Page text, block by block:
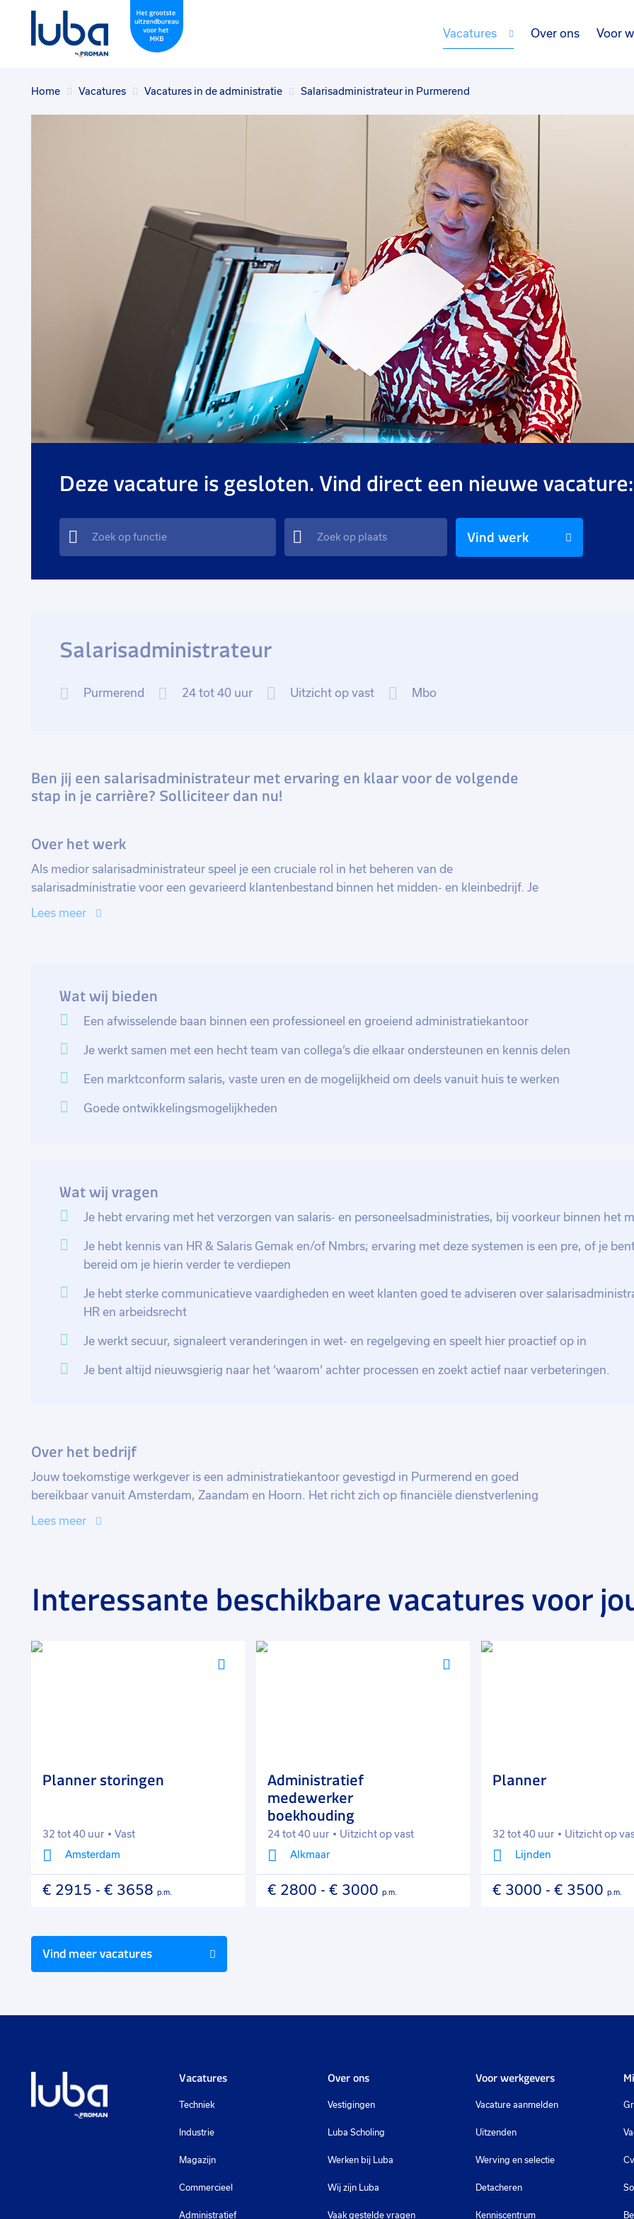
Vacatures Over ons Voor
Home Vacatures Vacatures in de administratie Salarisadministrateur in Purmerend
Deze vacature is gesloten. Vind direct een nieuwe vacature:
Vind werk
Salarisadministrateur
Purmerend 24 tot 40 uur Uitzicht op vast Mbo
Ben jij een salarisadministrateur met ervaring en klaar voor de volgende
stap in je carrière? Solliciteer dan nu!
Over het werk
Als medior salarisadministrateur speel je een cruciale rol in het beheren van de
salarisadministratie voor een gevarieerd klantenbestand binnen het midden- en kleinbedrijf. Je
werkt met vaste uren en profiteert van stabiliteit, terwijl je volop kansen krijgt om jezelf verder
te zorgen dat alle salarisadministraties tijdig en accuraat worden verwerkt.
ondersteun je ook bij andere loongerelateerde werkzaamheden. Je controleert verschillende
salarismutaties en zorgt ervoor dat deze voldoen aan de geldende cao’s en wet- en
regelgeving. Daarnaast houd je je bezig met het opstellen en controleren van proforma- en
kostprijsberekeningen, zodat klanten altijd beschikken over nauwkeurige en betrouwbare
op in, zodat klanten altijd up-to-date advies krijgen. Ook beantwoord je uiteenlopende vragen
van zowel collega’s als klanten over salarisadministratie en HR-gerelateerde onderwerpen.
relevante gegevens.
Lees meer
Wat wij bieden
Een afwisselende baan binnen een professioneel en groeiend administratiekantoor
Je werkt samen met een hecht team van collega’s die elkaar ondersteunen en kennis delen
Een marktconform salaris, vaste uren en de mogelijkheid om deels vanuit huis te werken
Goede ontwikkelingsmogelijkheden
Wat wij vragen
Je hebt ervaring met het verzorgen van salaris- en personeelsadministraties, bij voorkeur binnen het
Je hebt kennis van HR & Salaris Gemak en/of Nmbrs; ervaring met deze systemen is een pre, of je
bereid om je hierin verder te verdiepen
Je hebt sterke communicatieve vaardigheden en weet klanten goed te adviseren over
HR en arbeidsrecht
Je werkt secuur, signaleert veranderingen in wet- en regelgeving en speelt hier proactief op in
Je bent altijd nieuwsgierig naar het ‘waarom’ achter processen en zoekt actief naar verbeteringen.
Over het bedrijf
Jouw toekomstige werkgever is een administratiekantoor gevestigd in Purmerend en goed
bereikbaar vanuit Amsterdam, Zaandam en Hoorn. Het richt zich op financiële dienstverlening
voor het midden- en kleinbedrijf. Met een persoonlijke en op maat gemaakte aanpak
bedrijfsvoering. Aangesloten bij een gerenommeerde brancheorganisatie, waarborgen ze
kwaliteit en actuele expertise. Daarnaast werken ze samen met gespecialiseerde partners om
met betrouwbare financiële inzichten en praktisch advies.
Lees meer
Interessante beschikbare vacatures voor
Planner storingen
32 tot 40 uur
Vast
Amsterdam
€ 2915 - € 3658 p.m.
Administratief
medewerker
boekhouding
24 tot 40 uur
Uitzicht op vast
Alkmaar
€ 2800 - € 3000 p.m.
Planner
32 tot 40 uur
Uitzicht op
Lijnden
€ 3000 - € 3500 p.m.
Vind meer vacatures
Vacatures
Techniek
Industrie
Magazijn
Commercieel
Administratief
Over ons
Vestigingen
Luba Scholing
Werken bij Luba
Wij zijn Luba
Vaak gestelde vragen
Voor werkgevers
Vacature aanmelden
Uitzenden
Werving en selectie
Detacheren
Kenniscentrum